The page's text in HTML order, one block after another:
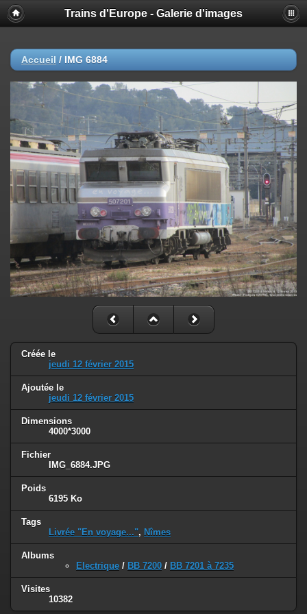
Trains d'Europe - Galerie d'images
Accueil / IMG 6884
Créée le
jeudi 12 février 2015
Ajoutée le
jeudi 12 février 2015
Dimensions
4000*3000
Fichier
IMG_6884.JPG
Poids
6195 Ko
Tags
Livrée "En voyage...", Nîmes
Albums
Electrique / BB 7200 / BB 7201 à 7235
Visites
10382